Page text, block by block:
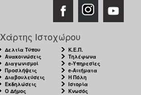
Χάρτης Ιστοχώρου
Δελτία Τύπου
Ανακοινώσεις
Διαγωνισμοί
Προσλήψεις
Διαβουλεύσεις
Εκδηλώσεις
Ο Δήμος
Κ.Ε.Π.
Τηλέφωνα
e-Υπηρεσίες
e-Αιτήματα
Η Πόλη
Ιστορία
Κνωσός